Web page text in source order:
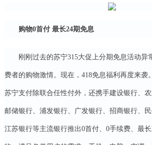
购物0首付 最长24期免息
刚刚过去的苏宁315大促上分期免息活动异
费者的购物激情。现在，418免息福利再度来袭
苏宁支付除联合任性付外，还携手建设银行、农
邮储银行、浦发银行、广发银行、招商银行、民
江苏银行等主流银行推出0首付、0手续费、最